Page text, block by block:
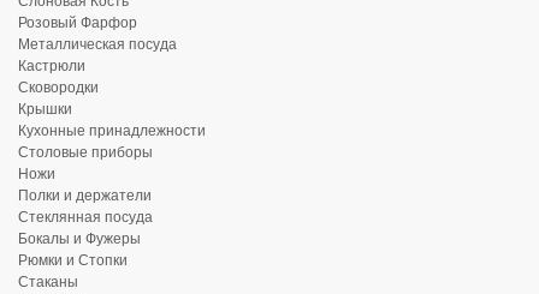
Розовый Фарфор
Металлическая посуда
Кастрюли
Сковородки
Крышки
Кухонные принадлежности
Столовые приборы
Ножи
Полки и держатели
Стеклянная посуда
Бокалы и Фужеры
Рюмки и Стопки
Стаканы